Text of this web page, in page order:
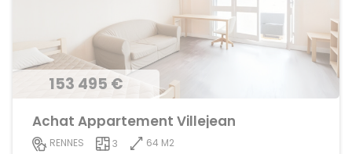
153 495 €
Achat Appartement Villejean
RENNES 3
64 M2